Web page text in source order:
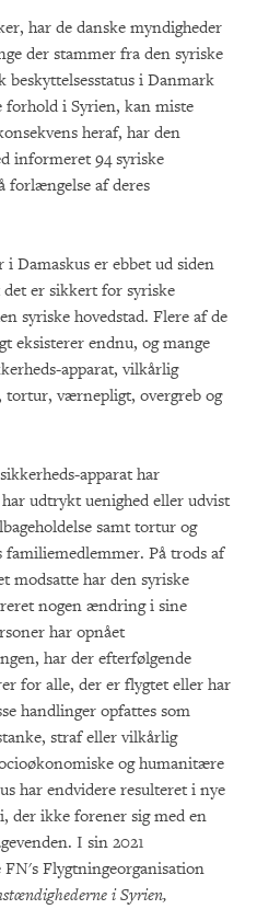
har de danske myndigheder
der stammer fra den syriske
beskyttelsesstatus i Danmark
forhold i Syrien, kan miste
heraf, har den
informeret 94 syriske
forlængelse af deres
Damaskus er ebbet ud siden
er sikkert for syriske
syriske hovedstad. Flere af de
eksisterer endnu, og mange
apparat, vilkårlig
tortur, værnepligt, overgreb og
apparat har
udtrykt uenighed eller udvist
samt tortur og
familiemedlemmer. På trods af
modsatte har den syriske
nogen ændring i sine
har opnået
har der efterfølgende
for alle, der er flygtet eller har
handlinger opfattes som
straf eller vilkårlig
og humanitære
har endvidere resulteret i nye
der ikke forener sig med en
I sin 2021
FN's Flygtningeorganisation
i Syrien,